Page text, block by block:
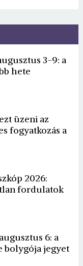
3-9: a
hete
üzeni az
fogyatkozás a
2026:
fordulatok
6: a
bolygója jegyet